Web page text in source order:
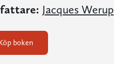
Jacques Werup
boken